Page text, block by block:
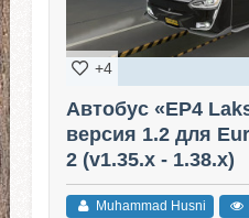
+4
Автобус «EP4
версия 1.2 для
2 (v1.35.x - 1.38.x)
Muhammad Husni